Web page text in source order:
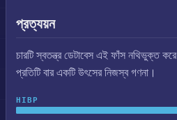
প্রত্যয়ন
চারটি স্বতন্ত্র ডেটাবেস এই ফাঁস নথিভুক্ত
প্রতিটি বার একটি উৎসের নিজস্ব গণনা।
HIBP